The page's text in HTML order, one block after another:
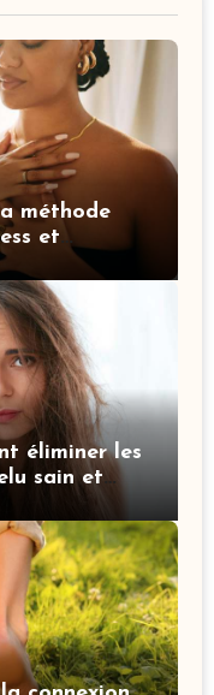
méthode
et
éliminer les
sain et